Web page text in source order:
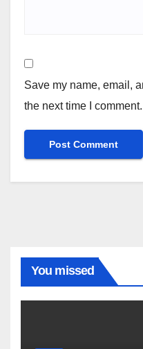
Save my name, email,
the next time I comment.
You missed